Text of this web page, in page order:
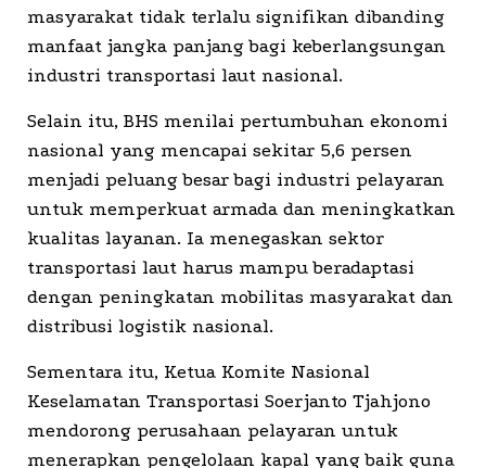
masyarakat tidak terlalu signifikan dibanding
manfaat jangka panjang bagi keberlangsungan
industri transportasi laut nasional.
Selain itu, BHS menilai pertumbuhan ekonomi
nasional yang mencapai sekitar 5,6 persen
menjadi peluang besar bagi industri pelayaran
untuk memperkuat armada dan meningkatkan
kualitas layanan. Ia menegaskan sektor
transportasi laut harus mampu beradaptasi
dengan peningkatan mobilitas masyarakat dan
distribusi logistik nasional.
Sementara itu, Ketua Komite Nasional
Keselamatan Transportasi Soerjanto Tjahjono
mendorong perusahaan pelayaran untuk
menerapkan pengelolaan kapal yang baik guna